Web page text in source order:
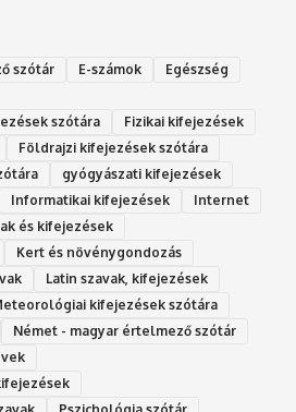
szótár E-számok
Egészség
szótára
Fizikai kifejezések
Földrajzi kifejezések szótára
gyógyászati kifejezések
Informatikai kifejezések
Internet
és kifejezések
Kert és növénygondozás
Latin szavak, kifejezések
kifejezések szótára
Német - magyar értelmező szótár